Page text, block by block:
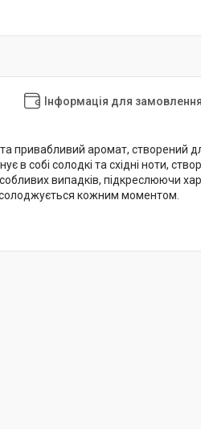
Інформація для замовлення
привабливий аромат, створений
в собі солодкі та східні ноти,
випадків, підкреслюючи
кожним моментом.